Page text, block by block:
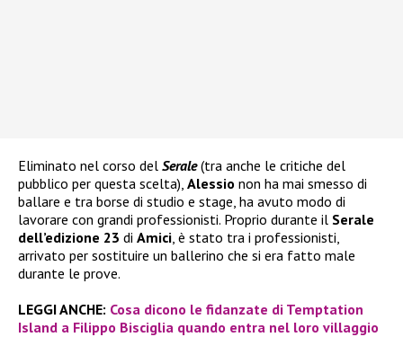
Eliminato nel corso del Serale(tra anche le critiche del
pubblico per questa scelta), Alessio non ha mai smesso di
ballare e tra borse di studio e stage, ha avuto modo di
lavorare con grandi professionisti. Proprio durante il Serale
dell’edizione 23 di Amici , è stato tra i professionisti,
arrivato per sostituire un ballerino che si era fatto male
durante le prove.
LEGGI ANCHE: Cosa dicono le fidanzate di Temptation
Island a Filippo Bisciglia quando entra nel loro villaggio